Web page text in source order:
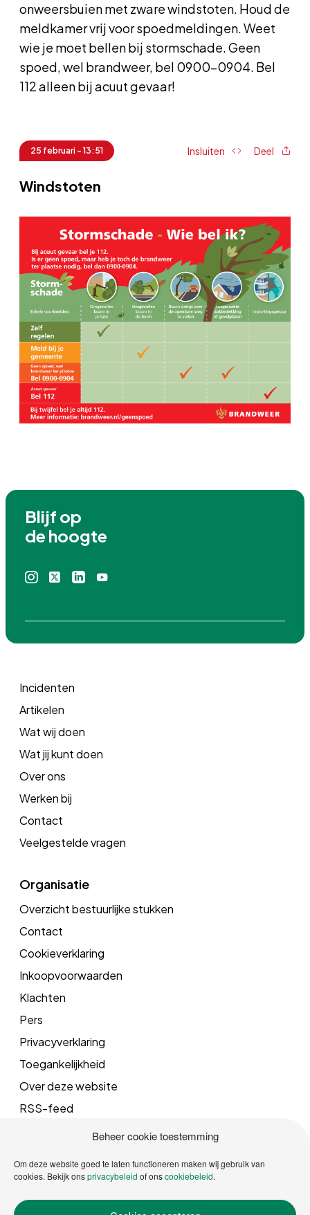
Beheer cookie toestemming
Om deze website goed te laten functioneren maken wij gebruik van
cookies. Bekijk onsprivacybeleid of onscookiebeleid.
onweersbuien met zware windstoten. Houd de
meldkamer vrij voor spoedmeldingen. Weet
wie je moet bellen bij stormschade. Geen
spoed, wel brandweer, bel 0900-0904. Bel
112 alleen bij acuut gevaar!
25 februari - 13:51 Insluiten Deel
Windstoten
Blijf op
de hoogte
InstagramLinkedin
Incidenten
Artikelen
Wat wij doen
Wat jij kunt doen
Over ons
Werken bij
Contact
Veelgestelde vragen
Organisatie
Overzicht bestuurlijke stukken
Contact
Cookieverklaring
Inkoopvoorwaarden
Klachten
Pers
Privacyverklaring
Toegankelijkheid
Over deze website
RSS-feed
Mail